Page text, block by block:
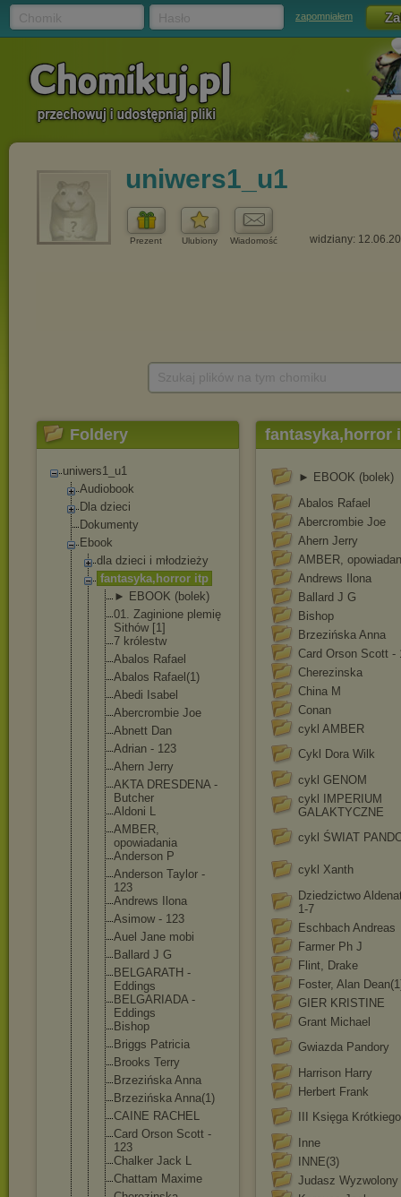
zapomniałem
uniwers1_u1
Prezent Ulubiony Wiadomość widziany:
Foldery
uniwers1_u1
Audiobook
Dla dzieci
Dokumenty
Ebook
dla dzieci i młodzieży
fantasyka,horror itp
► EBOOK (bolek)
01. Zaginione plemię
Sithów [1]
7 królestw
Abalos Rafael
Abalos Rafael(1)
Abedi Isabel
Abercrombie Joe
Abnett Dan
Adrian - 123
Ahern Jerry
AKTA DRESDENA -
Butcher
Aldoni L
AMBER,
opowiadania
Anderson P
Anderson Taylor -
123
Andrews Ilona
Asimow - 123
Auel Jane mobi
Ballard J G
BELGARATH -
Eddings
BELGARIADA -
Eddings
Bishop
Briggs Patricia
Brooks Terry
Brzezińska Anna
Brzezińska Anna(1)
CAINE RACHEL
Card Orson Scott -
123
Chalker Jack L
Chattam Maxime
fantasyka,horror
► EBOOK (bolek)
Abalos Rafael
Abercrombie Joe
Ahern Jerry
AMBER,
Andrews Ilona
Ballard J G
Bishop
Brzezińska Anna
Card Orson Scott -
Cherezinska
China M
Conan
cykl AMBER
Cykl Dora Wilk
cykl GENOM
cykl IMPERIUM
GALAKTYCZNE
cykl ŚWIAT
cykl Xanth
Dziedzictwo
1-7
Eschbach Andreas
Farmer Ph J
Flint, Drake
Foster, Alan
GIER KRISTINE
Grant Michael
Gwiazda Pandory
Harrison Harry
Herbert Frank
III Księga
Inne
INNE(3)
Judasz Wyzwolony